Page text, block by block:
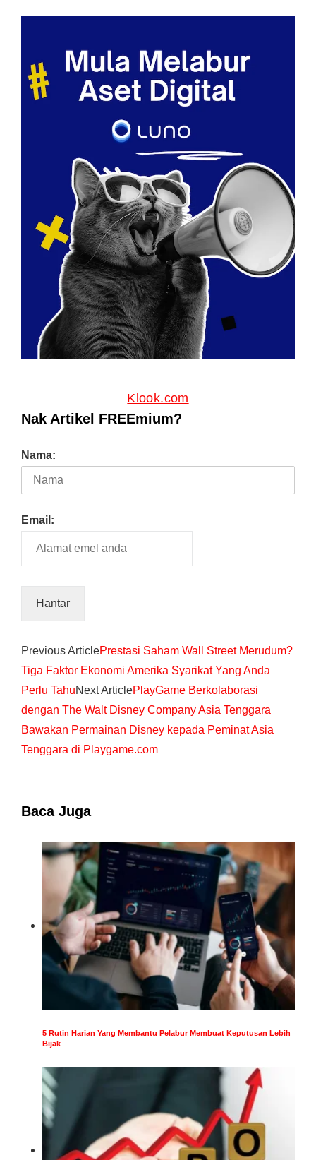
Klook.com
Nak Artikel FREEmium?
Nama:
Email:
Previous ArticlePrestasi Saham Wall Street Merudum?
Tiga Faktor Ekonomi Amerika Syarikat Yang Anda
Perlu TahuNext ArticlePlayGame Berkolaborasi
dengan The Walt Disney Company Asia Tenggara
Bawakan Permainan Disney kepada Peminat Asia
Tenggara di Playgame.com
Baca Juga
5 Rutin Harian Yang Membantu Pelabur Membuat Keputusan Lebih
Bijak